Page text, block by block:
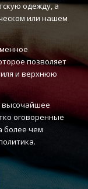
одежду, а
или нашем
позволяет
и верхнюю
высочайшее
оговоренные
более чем